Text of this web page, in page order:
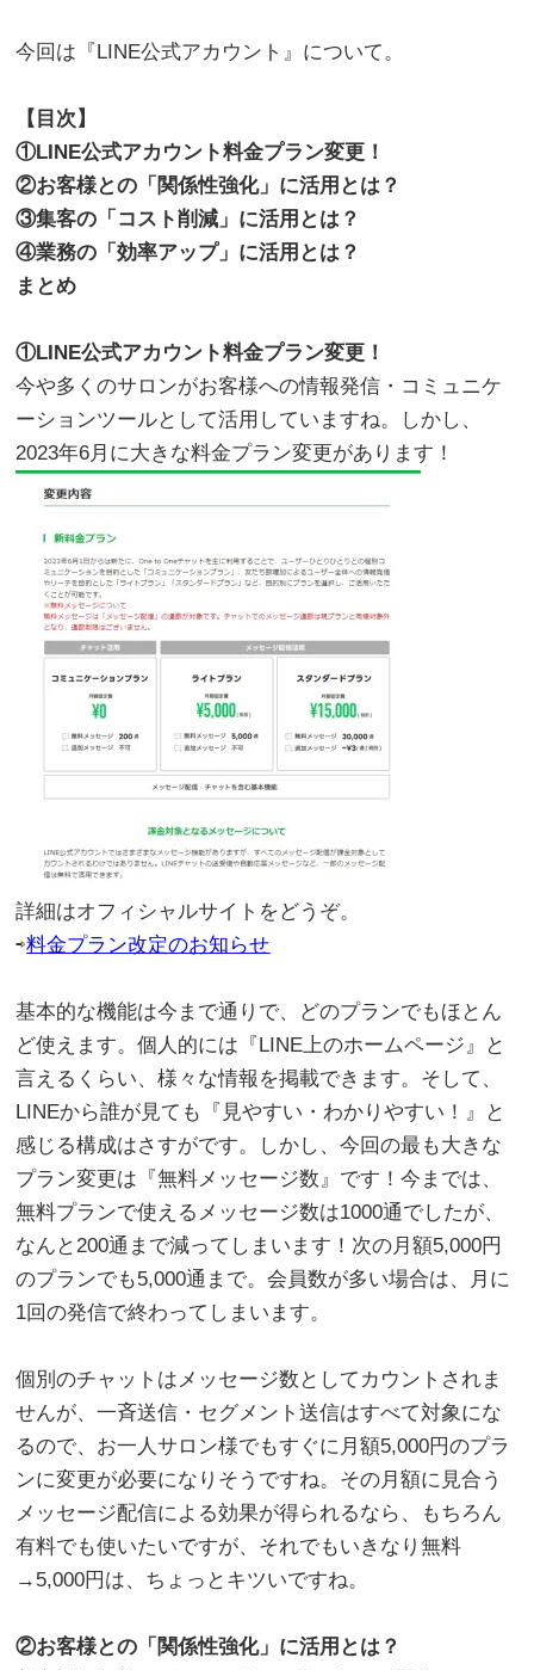
今回は『LINE公式アカウント』について。
【目次】
①LINE公式アカウント料金プラン変更！
②お客様との「関係性強化」に活用とは？
③集客の「コスト削減」に活用とは？
④業務の「効率アップ」に活用とは？
まとめ
①LINE公式アカウント料金プラン変更！
今や多くのサロンがお客様への情報発信・コミュニケ
ーションツールとして活用していますね。しかし、
2023年6月に大きな料金プラン変更があります！
詳細はオフィシャルサイトをどうぞ。
⇨料金プラン改定のお知らせ
基本的な機能は今まで通りで、どのプランでもほとん
ど使えます。個人的には『LINE上のホームページ』と
言えるくらい、様々な情報を掲載できます。そして、
LINEから誰が見ても『見やすい・わかりやすい！』と
感じる構成はさすがです。しかし、今回の最も大きな
プラン変更は『無料メッセージ数』です！今までは、
無料プランで使えるメッセージ数は1000通でしたが、
なんと200通まで減ってしまいます！次の月額5,000円
のプランでも5,000通まで。会員数が多い場合は、月に
1回の発信で終わってしまいます。
個別のチャットはメッセージ数としてカウントされま
せんが、一斉送信・セグメント送信はすべて対象にな
るので、お一人サロン様でもすぐに月額5,000円のプラ
ンに変更が必要になりそうですね。その月額に見合う
メッセージ配信による効果が得られるなら、もちろん
有料でも使いたいですが、それでもいきなり無料
→5,000円は、ちょっとキツいですね。
②お客様との「関係性強化」に活用とは？